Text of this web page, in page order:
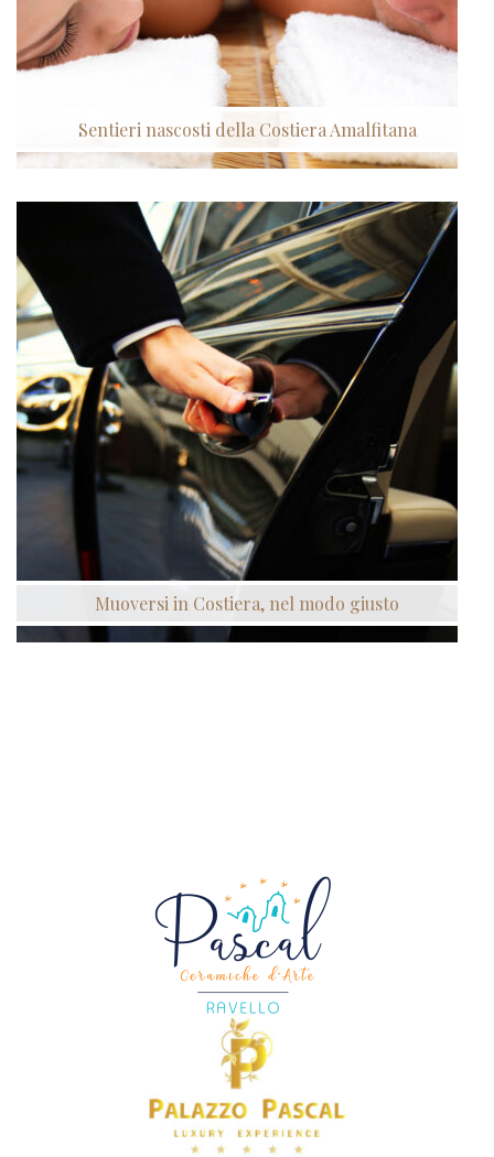
Sentieri nascosti della Costiera Amalfitana
Muoversi in Costiera, nel modo giusto